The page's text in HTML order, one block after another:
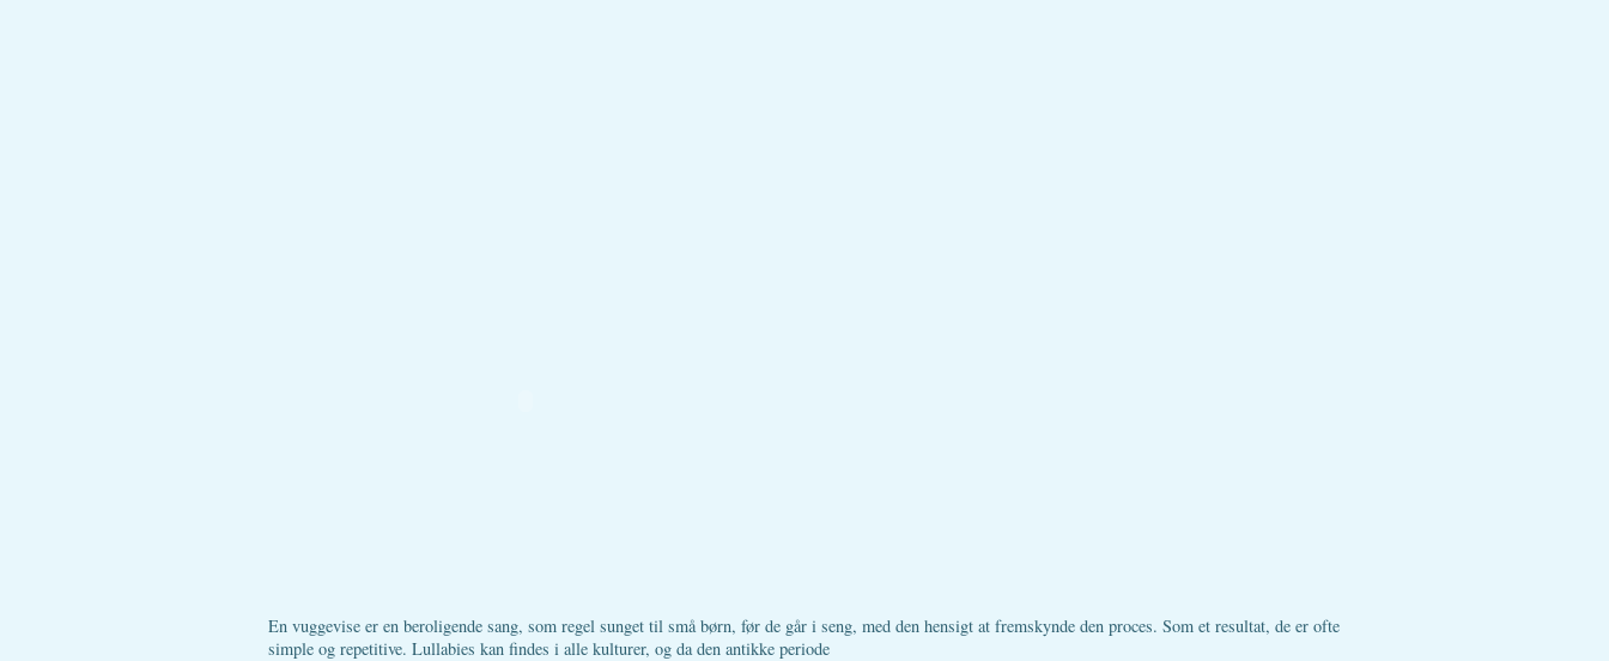
En vuggevise er en beroligende sang, som regel sunget til små børn, før de går i seng, med den hensigt at fremskynde den proces. Som et resultat, de er ofte
simple og repetitive. Lullabies kan findes i alle kulturer, og da den antikke periode